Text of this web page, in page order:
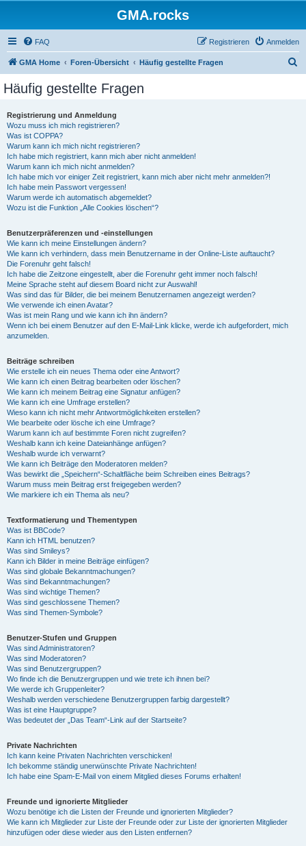
GMA.rocks
FAQ Anmelden
Registrieren
GMA Home Foren-Übersicht Häufig gestellte Fragen
Häufig gestellte Fragen
Registrierung und Anmeldung
Wozu muss ich mich registrieren?
Was ist COPPA?
Warum kann ich mich nicht registrieren?
Ich habe mich registriert, kann mich aber nicht anmelden!
Warum kann ich mich nicht anmelden?
Ich habe mich vor einiger Zeit registriert, kann mich aber nicht mehr anmelden?!
Ich habe mein Passwort vergessen!
Warum werde ich automatisch abgemeldet?
Wozu ist die Funktion „Alle Cookies löschen“?
Benutzerpräferenzen und -einstellungen
Wie kann ich meine Einstellungen ändern?
Wie kann ich verhindern, dass mein Benutzername in der Online-Liste auftaucht?
Die Forenuhr geht falsch!
Ich habe die Zeitzone eingestellt, aber die Forenuhr geht immer noch falsch!
Meine Sprache steht auf diesem Board nicht zur Auswahl!
Was sind das für Bilder, die bei meinem Benutzernamen angezeigt werden?
Wie verwende ich einen Avatar?
Was ist mein Rang und wie kann ich ihn ändern?
Wenn ich bei einem Benutzer auf den E-Mail-Link klicke, werde ich aufgefordert, mich
anzumelden.
Beiträge schreiben
Wie erstelle ich ein neues Thema oder eine Antwort?
Wie kann ich einen Beitrag bearbeiten oder löschen?
Wie kann ich meinem Beitrag eine Signatur anfügen?
Wie kann ich eine Umfrage erstellen?
Wieso kann ich nicht mehr Antwortmöglichkeiten erstellen?
Wie bearbeite oder lösche ich eine Umfrage?
Warum kann ich auf bestimmte Foren nicht zugreifen?
Weshalb kann ich keine Dateianhänge anfügen?
Weshalb wurde ich verwarnt?
Wie kann ich Beiträge den Moderatoren melden?
Was bewirkt die „Speichern“-Schaltfläche beim Schreiben eines Beitrags?
Warum muss mein Beitrag erst freigegeben werden?
Wie markiere ich ein Thema als neu?
Textformatierung und Thementypen
Was ist BBCode?
Kann ich HTML benutzen?
Was sind Smileys?
Kann ich Bilder in meine Beiträge einfügen?
Was sind globale Bekanntmachungen?
Was sind Bekanntmachungen?
Was sind wichtige Themen?
Was sind geschlossene Themen?
Was sind Themen-Symbole?
Benutzer-Stufen und Gruppen
Was sind Administratoren?
Was sind Moderatoren?
Was sind Benutzergruppen?
Wo finde ich die Benutzergruppen und wie trete ich ihnen bei?
Wie werde ich Gruppenleiter?
Weshalb werden verschiedene Benutzergruppen farbig dargestellt?
Was ist eine Hauptgruppe?
Was bedeutet der „Das Team“-Link auf der Startseite?
Private Nachrichten
Ich kann keine Privaten Nachrichten verschicken!
Ich bekomme ständig unerwünschte Private Nachrichten!
Ich habe eine Spam-E-Mail von einem Mitglied dieses Forums erhalten!
Freunde und ignorierte Mitglieder
Wozu benötige ich die Listen der Freunde und ignorierten Mitglieder?
Wie kann ich Mitglieder zur Liste der Freunde oder zur Liste der ignorierten Mitglieder
hinzufügen oder diese wieder aus den Listen entfernen?